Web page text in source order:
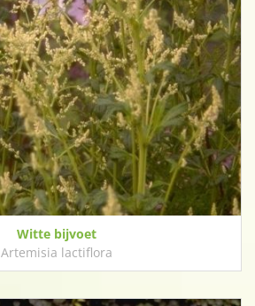
Witte bijvoet
Artemisia lactiflora